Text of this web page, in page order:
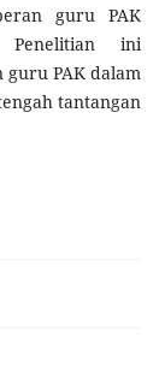
guru PAK
ini
guru PAK dalam
tantangan